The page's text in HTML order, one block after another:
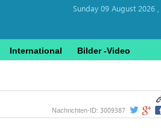
Sunday 09 August 2026 ,
International Bilder -Video
Nachrichten-ID: 3009387